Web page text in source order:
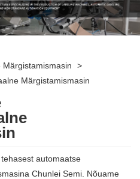
Märgistamismasin
>
Märgistamismasin
automaatse
Chunlei Semi. Nõuame